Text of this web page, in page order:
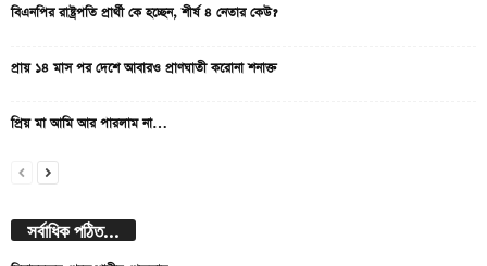
বিএনপির রাষ্ট্রপতি প্রার্থী কে হচ্ছেন, শীর্ষ ৪ নেতার কেউ?
প্রায় ১৪ মাস পর দেশে আবারও প্রাণঘাতী করোনা শনাক্ত
প্রিয় মা আমি আর পারলাম না…
সর্বাধিক পঠিত...